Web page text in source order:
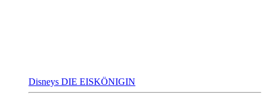
Disneys DIE EISKÖNIGIN